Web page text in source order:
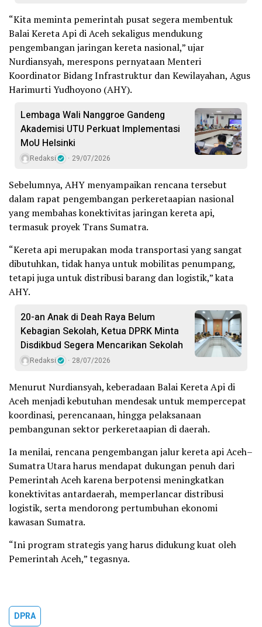
“Kita meminta pemerintah pusat segera membentuk
Balai Kereta Api di Aceh sekaligus mendukung
pengembangan jaringan kereta nasional,” ujar
Nurdiansyah, merespons pernyataan Menteri
Koordinator Bidang Infrastruktur dan Kewilayahan, Agus
Harimurti Yudhoyono (AHY).
Lembaga Wali Nanggroe Gandeng
Akademisi UTU Perkuat Implementasi
MoU Helsinki
Redaksi 29/07/2026
Sebelumnya, AHY menyampaikan rencana tersebut
dalam rapat pengembangan perkeretaapian nasional
yang membahas konektivitas jaringan kereta api,
termasuk proyek Trans Sumatra.
“Kereta api merupakan moda transportasi yang sangat
dibutuhkan, tidak hanya untuk mobilitas penumpang,
tetapi juga untuk distribusi barang dan logistik,” kata
AHY.
20-an Anak di Deah Raya Belum
Kebagian Sekolah, Ketua DPRK Minta
Disdikbud Segera Mencarikan Sekolah
Redaksi 28/07/2026
Menurut Nurdiansyah, keberadaan Balai Kereta Api di
Aceh menjadi kebutuhan mendesak untuk mempercepat
koordinasi, perencanaan, hingga pelaksanaan
pembangunan sektor perkeretaapian di daerah.
Ia menilai, rencana pengembangan jalur kereta api Aceh–
Sumatra Utara harus mendapat dukungan penuh dari
Pemerintah Aceh karena berpotensi meningkatkan
konektivitas antardaerah, memperlancar distribusi
logistik, serta mendorong pertumbuhan ekonomi
kawasan Sumatra.
“Ini program strategis yang harus didukung kuat oleh
Pemerintah Aceh,” tegasnya.
DPRA